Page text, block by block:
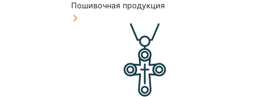
Пошивочная продукция